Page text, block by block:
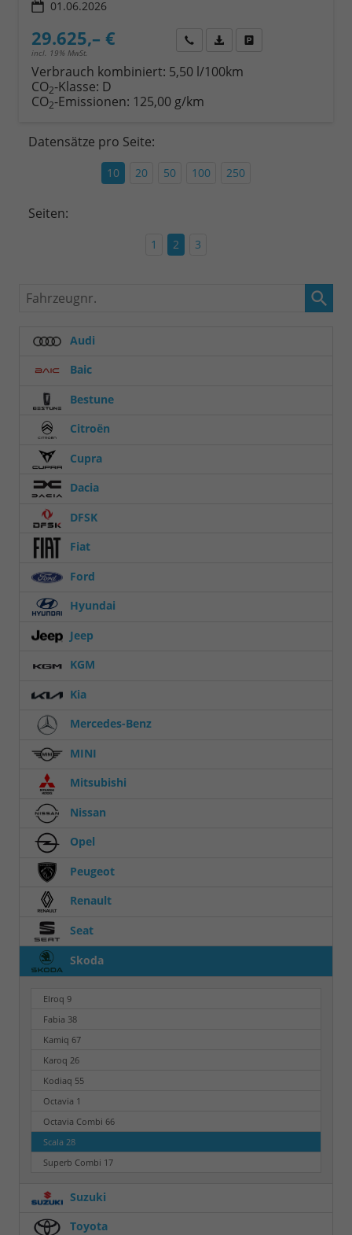
01.06.2026
29.625,– €
incl. 19% MwSt.
Wir rufen Sie anFahrzeugexposé (PDF)
Verbrauch kombiniert: 5,50 l/100km
CO2-Klasse: D
CO2-Emissionen: 125,00 g/km
Datensätze pro Seite:
10 20 50 100 250
Seiten:
1 2 3
Fahrzeugnr.
Audi
Baic
Bestune
Citroën
Cupra
Dacia
DFSK
Fiat
Ford
Hyundai
Jeep
KGM
Kia
Mercedes-Benz
MINI
Mitsubishi
Nissan
Opel
Peugeot
Renault
Seat
Skoda
Elroq 9
Fabia 38
Kamiq 67
Karoq 26
Kodiaq 55
Octavia 1
Octavia Combi 66
Scala 28
Superb Combi 17
Suzuki
Toyota